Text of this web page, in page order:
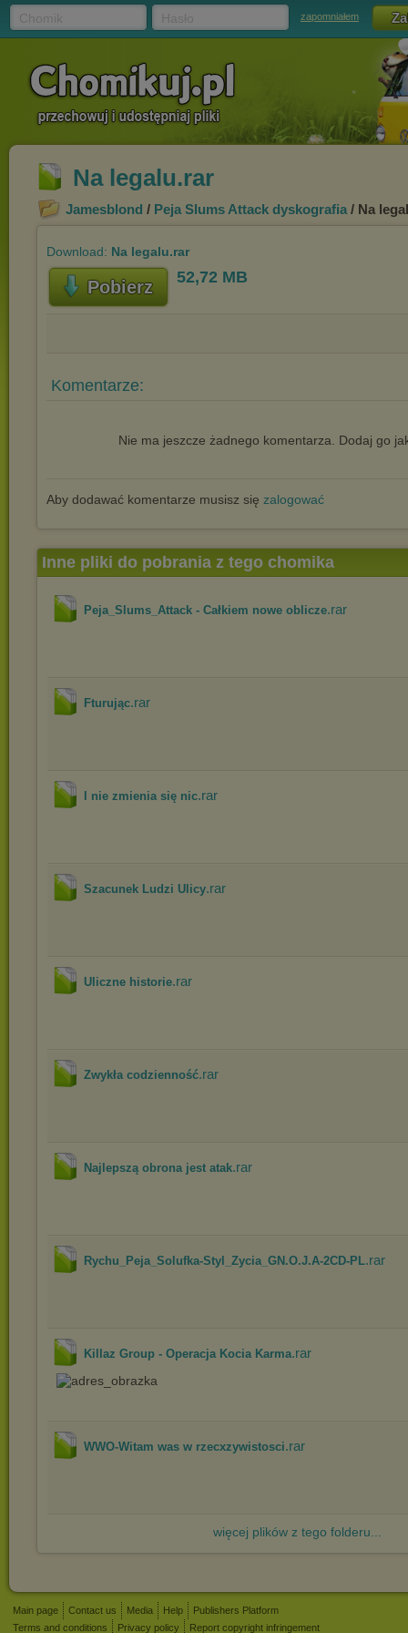
zapomniałem
Na legalu.rar
Jamesblond / Peja Slums Attack dyskografia / Na
Download: Na legalu.rar
Pobierz 52,72 MB
Komentarze:
Nie ma jeszcze żadnego komentarza. Dodaj go
Aby dodawać komentarze musisz się zalogować
Inne pliki do pobrania z tego chomika
Peja_Slums_Attack - Całkiem nowe oblicze.rar
Fturując.rar
I nie zmienia się nic.rar
Szacunek Ludzi Ulicy.rar
Uliczne historie.rar
Zwykła codzienność.rar
Najlepszą obrona jest atak.rar
Rychu_Peja_Solufka-Styl_Zycia_GN.O.J.A-2CD-PL.rar
Killaz Group - Operacja Kocia Karma.rar
WWO-Witam was w rzecxzywistosci.rar
więcej plików z tego folderu...
Main page Contact us Media Help
Publishers Platform
Terms and conditions
Privacy policy Report copyright infringement